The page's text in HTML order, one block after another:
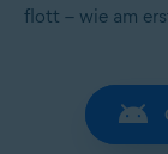
flott – wie am